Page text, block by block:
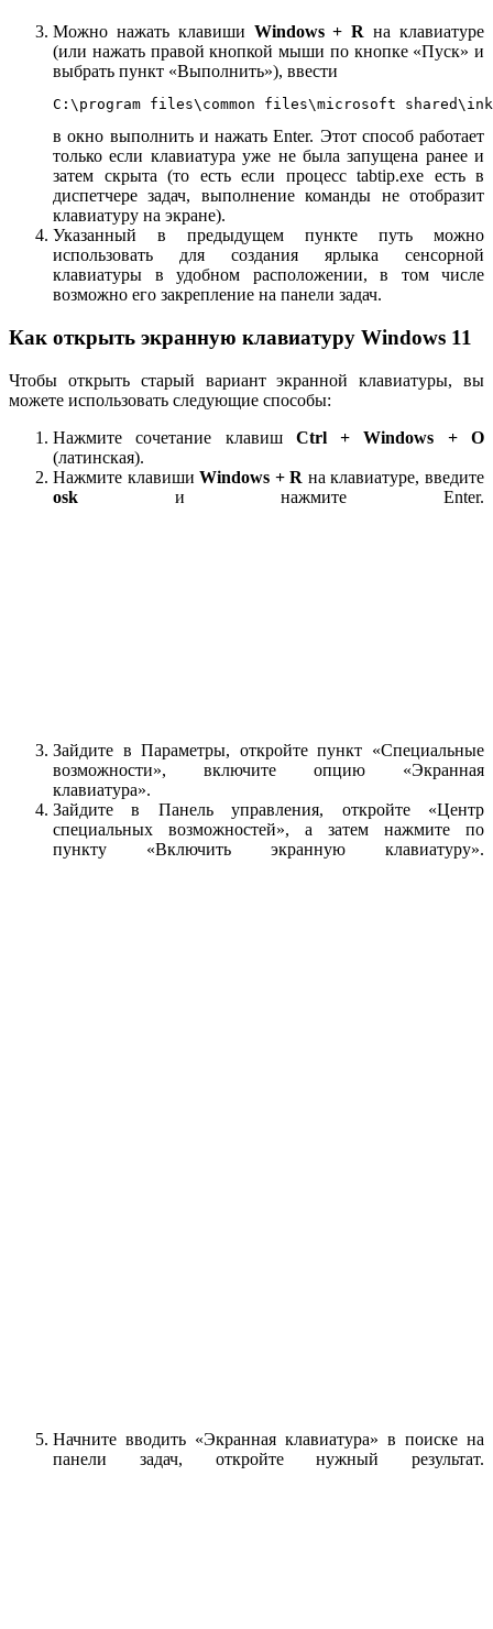
Можно нажать клавиши Windows + R на клавиатуре
(или нажать правой кнопкой мыши по кнопке «Пуск» и
выбрать пункт «Выполнить»), ввести
C:\program files\common files\microsoft
в окно выполнить и нажать Enter. Этот способ работает
только если клавиатура уже не была запущена ранее и
затем скрыта (то есть если процесс tabtip.exe есть в
диспетчере задач, выполнение команды не отобразит
клавиатуру на экране).
Указанный в предыдущем пункте путь можно
использовать для создания ярлыка сенсорной
клавиатуры в удобном расположении, в том числе
возможно его закрепление на панели задач.
Как открыть экранную клавиатуру Windows 11
Чтобы открыть старый вариант экранной клавиатуры, вы
можете использовать следующие способы:
Нажмите сочетание клавиш Ctrl + Windows + O
(латинская).
Нажмите клавишиWindows + R на клавиатуре, введите
osk и нажмите Enter.
Зайдите в Параметры, откройте пункт «Специальные
возможности», включите опцию «Экранная
клавиатура».
Зайдите в Панель управления, откройте «Центр
специальных возможностей», а затем нажмите по
пункту «Включить экранную клавиатуру».
Начните вводить «Экранная клавиатура» в поиске на
панели задач, откройте нужный результат.